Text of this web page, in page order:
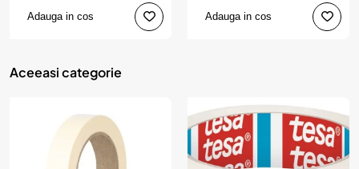
Adauga in cos Adauga in cos
Aceeasi categorie